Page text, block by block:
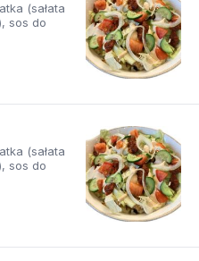
(sałata
sos do
(sałata
sos do